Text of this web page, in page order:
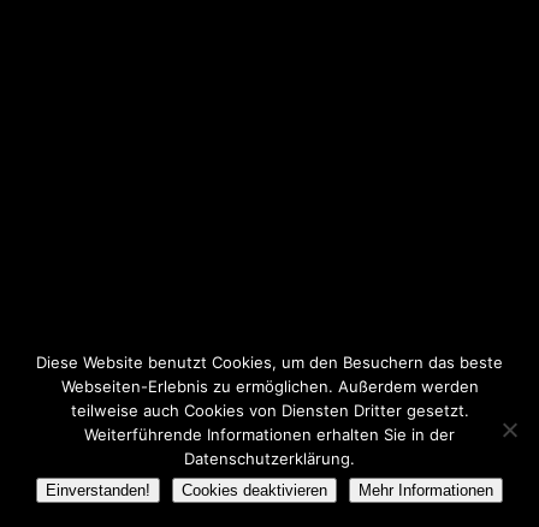
Diese Website benutzt Cookies, um den Besuchern das beste
Webseiten-Erlebnis zu ermöglichen. Außerdem werden
teilweise auch Cookies von Diensten Dritter gesetzt.
Weiterführende Informationen erhalten Sie in der
Datenschutzerklärung.
Einverstanden! Cookies deaktivieren Mehr Informationen